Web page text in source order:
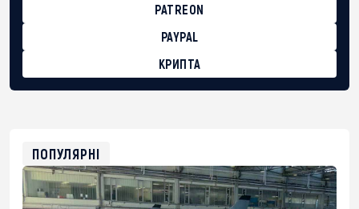
PATREON
PAYPAL
КРИПТА
0xfD02863D3289416fcF50975c9DFda13623f97758
ПОПУЛЯРНІ